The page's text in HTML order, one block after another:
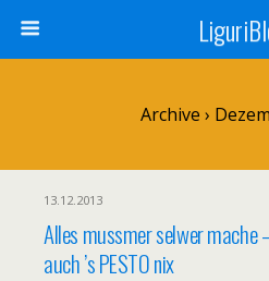
Archive ›
13.12.2013
Alles mussmer selwer mache
auch ’s PESTO nix